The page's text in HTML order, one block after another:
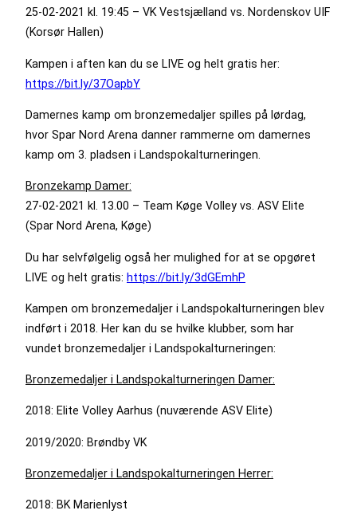
25-02-2021 kl. 19:45 – VK Vestsjælland vs. Nordenskov UIF
(Korsør Hallen)
Kampen i aften kan du se LIVE og helt gratis her:
https://bit.ly/37OapbY
Damernes kamp om bronzemedaljer spilles på lørdag,
hvor Spar Nord Arena danner rammerne om damernes
kamp om 3. pladsen i Landspokalturneringen.
Bronzekamp Damer:
27-02-2021 kl. 13.00 – Team Køge Volley vs. ASV Elite
(Spar Nord Arena, Køge)
Du har selvfølgelig også her mulighed for at se opgøret
LIVE og helt gratis: https://bit.ly/3dGEmhP
Kampen om bronzemedaljer i Landspokalturneringen blev
indført i 2018. Her kan du se hvilke klubber, som har
vundet bronzemedaljer i Landspokalturneringen:
Bronzemedaljer i Landspokalturneringen Damer:
2018: Elite Volley Aarhus (nuværende ASV Elite)
2019/2020: Brøndby VK
Bronzemedaljer i Landspokalturneringen Herrer:
2018: BK Marienlyst